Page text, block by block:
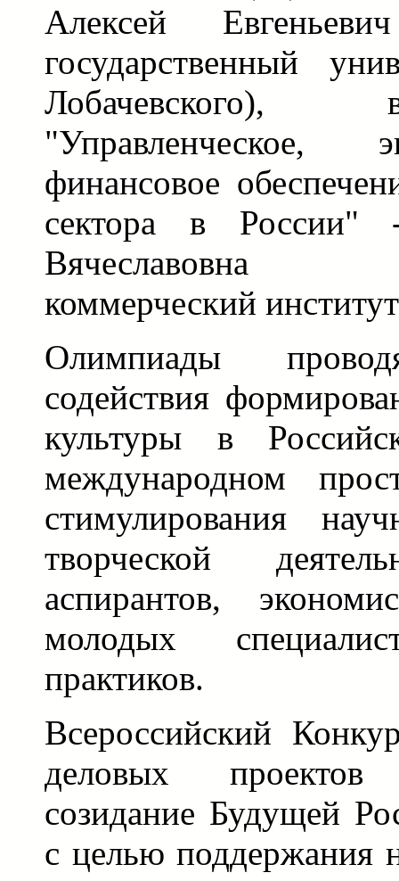
Алексей
государственный
"Управленческое,
финансовое
сектора в России"
Вячеславовна
коммерческий
Олимпиады
содействия
культуры в
международном
стимулирования
творческой
аспирантов,
молодых
практиков.
Всероссийский
деловых
созидание Будущей
с целью поддержания